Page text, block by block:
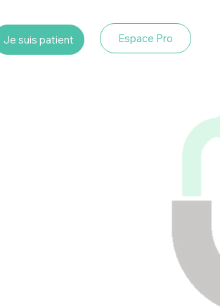
Je suis patient Espace Pro